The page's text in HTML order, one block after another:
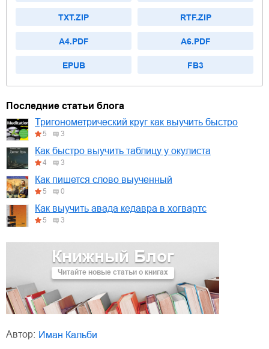
TXT.ZIP RTF.ZIP
A4.PDF A6.PDF
EPUB FB3
Книжный Блог
Читайте новые статьи о книгах
Последние статьи блога
Тригонометрический круг как выучить быстро
5 3
Как быстро выучить таблицу у окулиста
4 3
Как пишется слово выученный
5 0
Как выучить авада кедавра в хогвартс
5 3
Автор:
Иман Кальби